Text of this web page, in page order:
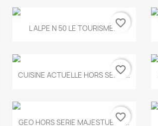
 Aperçu rapide
L ALPE N 50 LE TOURISME...favorite_border
Aperçu rapide
CUISINE ACTUELLE HORS SERIE...
favorite_border
Aperçu rapide
GEO HORS SERIE MAJESTUEUX...
favorite_border